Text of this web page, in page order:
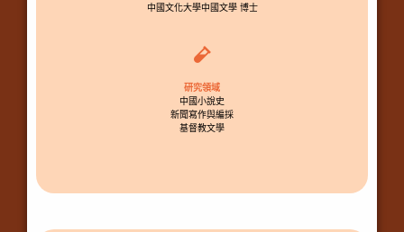
中國文化大學中國文學 博士
研究領域
中國小說史
新聞寫作與編採
基督教文學